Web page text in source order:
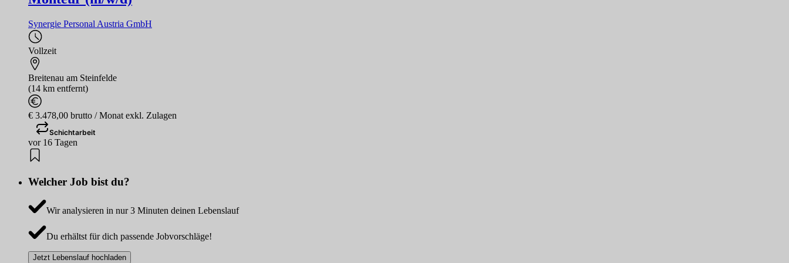
Synergie Personal Austria GmbH
Vollzeit
Breitenau am Steinfelde
(14 km entfernt)
€ 3.478,00 brutto / Monat exkl. Zulagen
Schichtarbeit
vor 16 Tagen
Welcher Job bist du?
Wir analysieren in nur 3 Minuten deinen Lebenslauf
Du erhältst für dich passende Jobvorschläge!
Jetzt Lebenslauf hochladen